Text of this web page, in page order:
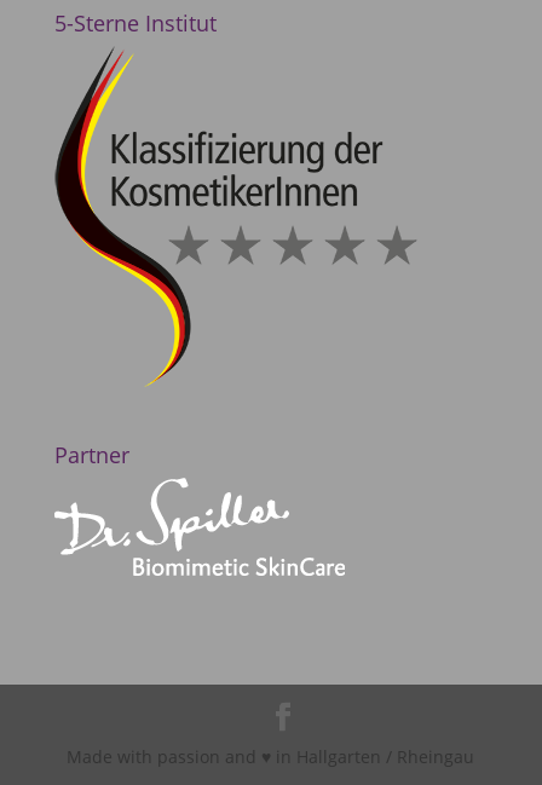
5-Sterne Institut
Partner
Made with passion and ♥ in Hallgarten / Rheingau